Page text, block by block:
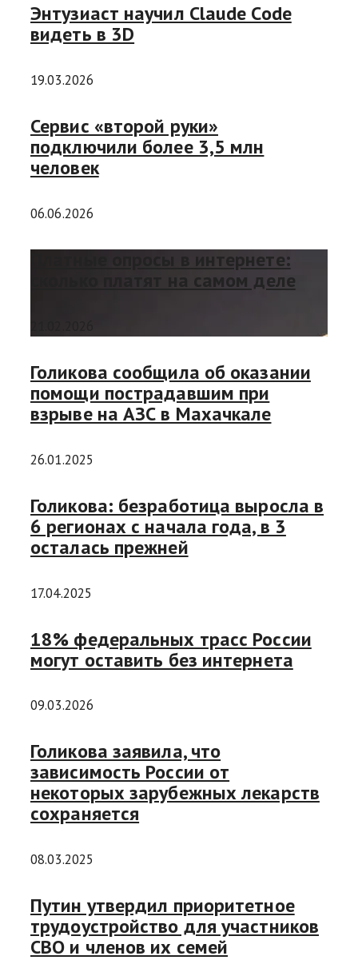
Энтузиаст научил Claude Code
видеть в 3D
19.03.2026
Сервис «второй руки»
подключили более 3,5 млн
человек
06.06.2026
Платные опросы в интернете:
сколько платят на самом деле
Голикова сообщила об оказании
помощи пострадавшим при
взрыве на АЗС в Махачкале
26.01.2025
Голикова: безработица выросла в
6 регионах с начала года, в 3
осталась прежней
17.04.2025
18% федеральных трасс России
могут оставить без интернета
09.03.2026
Голикова заявила, что
зависимость России от
некоторых зарубежных лекарств
сохраняется
08.03.2025
Путин утвердил приоритетное
трудоустройство для участников
СВО и членов их семей